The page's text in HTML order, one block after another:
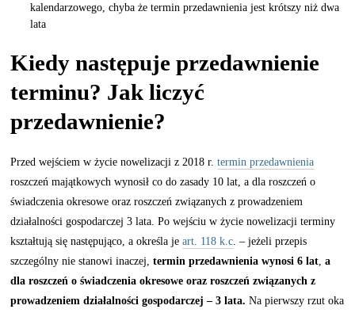
kalendarzowego, chyba że termin przedawnienia jest krótszy niż dwa
lata
Kiedy następuje przedawnienie
terminu? Jak liczyć
przedawnienie?
Przed wejściem w życie nowelizacji z 2018 r.termin przedawnienia
roszczeń majątkowych wynosił co do zasady 10 lat, a dla roszczeń o
świadczenia okresowe oraz roszczeń związanych z prowadzeniem
działalności gospodarczej 3 lata. Po wejściu w życie nowelizacji terminy
kształtują się następująco, a określa jeart. 118 k.c . – jeżeli przepis
szczególny nie stanowi inaczej,termin przedawnienia wynosi 6 lat ,a
dla roszczeń o świadczenia okresowe oraz roszczeń związanych z
prowadzeniem działalności gospodarczej – 3 lata. Na pierwszy rzut oka